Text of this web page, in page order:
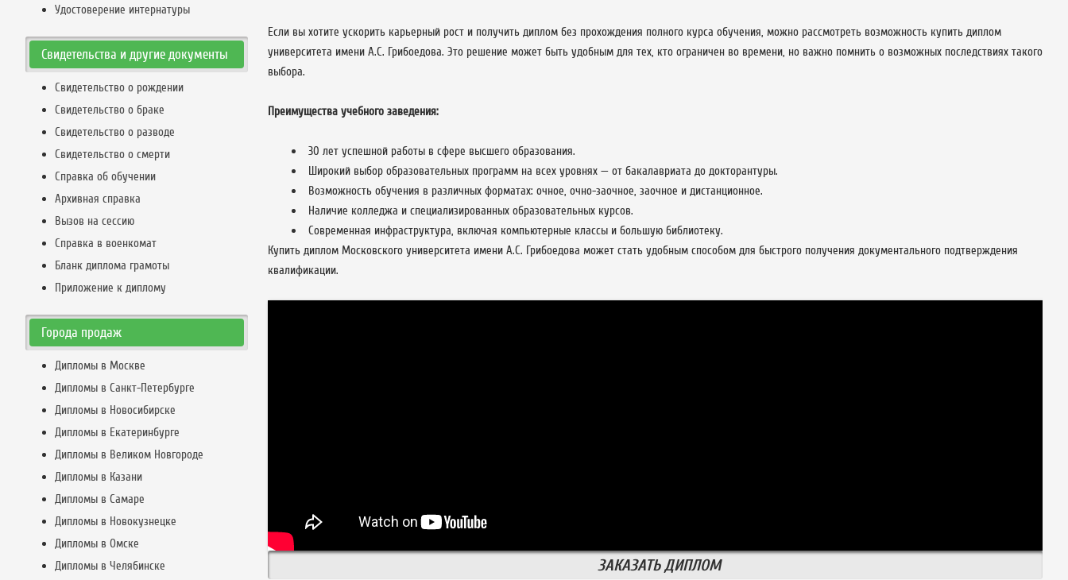
Если вы хотите ускорить карьерный рост и получить диплом без прохождения полного курса обучения, можно рассмотреть возможность купить диплом
университета имени А.С. Грибоедова. Это решение может быть удобным для тех, кто ограничен во времени, но важно помнить о возможных последствиях такого
выбора.
Преимущества учебного заведения:
30 лет успешной работы в сфере высшего образования.
Широкий выбор образовательных программ на всех уровнях — от бакалавриата до докторантуры.
Возможность обучения в различных форматах: очное, очно-заочное, заочное и дистанционное.
Наличие колледжа и специализированных образовательных курсов.
Современная инфраструктура, включая компьютерные классы и большую библиотеку.
Купить диплом Московского университета имени А.С. Грибоедова может стать удобным способом для быстрого получения документального подтверждения
квалификации.
ЗАКАЗАТЬ ДИПЛОМ
Удостоверение интернатуры
Свидетельства и другие документы
Свидетельство о рождении
Свидетельство о браке
Свидетельство о разводе
Свидетельство о смерти
Справка об обучении
Архивная справка
Вызов на сессию
Справка в военкомат
Бланк диплома грамоты
Приложение к диплому
Города продаж
Дипломы в Москве
Дипломы в Санкт-Петербурге
Дипломы в Новосибирске
Дипломы в Екатеринбурге
Дипломы в Великом Новгороде
Дипломы в Казани
Дипломы в Самаре
Дипломы в Новокузнецке
Дипломы в Омске
Дипломы в Челябинске